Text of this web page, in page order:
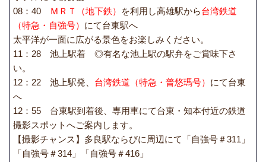
08：40
ＭＲＴ（地下鉄） を利用し高雄駅から台湾鉄道
（特急・自強号） にて台東駅へ
太平洋が一面に広がる景色をお楽しみください。
11：28 池上駅着 ◎有名な池上駅の駅弁をご賞味下さ
い。
12：22 池上駅発、 台湾鉄道（特急・普悠瑪号） にて台東
へ
12：55 台東駅到着後、専用車にて台東・知本付近の鉄道
撮影スポットへご案内します。
【撮影チャンス】多良駅ならびに周辺にて「自強号＃311」
「自強号＃314」「自強号＃416」